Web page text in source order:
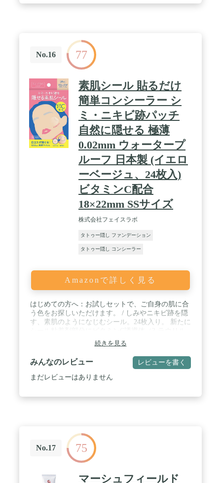
プは12時間程度の短時間使用向きです。フィルムタ
イプはコチラ
→http://www.amazon.co.jp/dp/B015HCMJX6
No.16 77
素肌シール 貼るだけ
簡単コンシーラー シ
ミ・ニキビ跡パッチ
自然に隠せる 極薄
0.02mm ウォータープ
ルーフ 日本製 (イエロ
ーベージュ、24枚入)
ビタミンC配合
18×22mm SSサイズ
株式会社フェイスラボ
タトゥー隠し ファンデーション
タトゥー隠し コンシーラー
Amazonで詳しく見る
はじめての方へ：お試しセットで、ご自身の肌に合
う色をお探しいただけます。 / しみやニキビ跡を隠
す、素肌のようになじむシール。24枚入り。 新たに
グリセリルアスコルビン酸）を高濃度で配合。 / 4
つのカラー：日本人の肌に合わせてピンクベージ
ュ、イエローベージュ、ナチュラルベージュ、ダー
クベージュの4色をご用意。 / 0.02mmの極薄フィル
ム／本物の肌に近い反射率／なめらかなグラデーシ
続きを見る
みんなのレビュー レビューを書く
まだレビューはありません
No.17 75
マーシュフィールド